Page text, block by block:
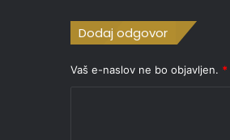
Dodaj odgovor
Vaš e-naslov ne bo objavljen. *